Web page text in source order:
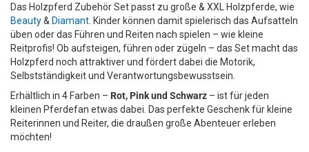
Das Holzpferd Zubehör Set passt zu große & XXL Holzpferde, wie
Beauty& Diamant . Kinder können damit spielerisch das Aufsatteln
üben oder das Führen und Reiten nach spielen – wie kleine
Reitprofis! Ob aufsteigen, führen oder zügeln – das Set macht das
Holzpferd noch attraktiver und fördert dabei die Motorik,
Selbstständigkeit und Verantwortungsbewusstsein.
Erhältlich in 4 Farben – Rot, Pink und Schwarz – ist für jeden
kleinen Pferdefan etwas dabei. Das perfekte Geschenk für kleine
Reiterinnen und Reiter, die draußen große Abenteuer erleben
möchten!